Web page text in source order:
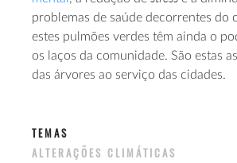
problemas de saúde decorrentes do
estes pulmões verdes têm ainda o
os laços da comunidade. São estas
das árvores ao serviço das cidades.
TEMAS
ALTERAÇÕES CLIMÁTICAS